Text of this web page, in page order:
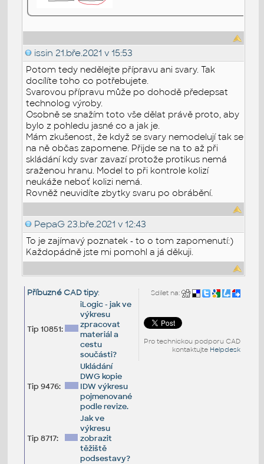
issin 21.bře.2021 v 15:53
Potom tedy nedělejte přípravu ani svary. Tak
docílíte toho co potřebujete.
Svarovou přípravu může po dohodě předepsat
technolog výroby.
Osobně se snažím toto vše dělat právě proto, aby
bylo z pohledu jasné co a jak je.
Mám zkušenost, že když se svary nemodelují tak se
na ně občas zapomene. Přijde se na to až při
skládání kdy svar zavazí protože protikus nemá
sraženou hranu. Model to při kontrole kolizí
neukáže neboť kolizi nemá.
Rovněž neuvidíte zbytky svaru po obrábění.
PepaG 23.bře.2021 v 12:43
To je zajímavý poznatek - to o tom zapomenutí:)
Každopádně jste mi pomohl a já děkuji.
Sdílet na:
Pro technickou podporu CAD
kontaktujte Helpdesk
Příbuzné CAD tipy:
Tip 10851:
iLogic - jak ve
výkresu
zpracovat
materiál a
cestu
součásti?
Tip 9476:
Ukládání
DWG kopie
IDW výkresu
pojmenované
podle revize.
Tip 8717:
Jak ve
výkresu
zobrazit
těžiště
podsestavy?